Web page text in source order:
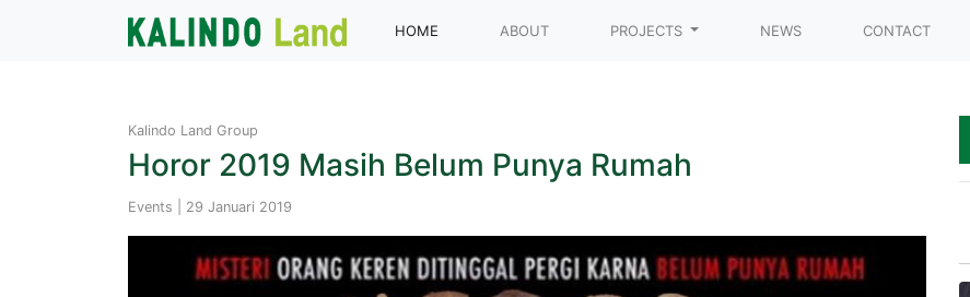
HOME ABOUT PROJECTS NEWS CONTACT
Kalindo Land Group
Horor 2019 Masih Belum Punya Rumah
Events | 29 Januari 2019